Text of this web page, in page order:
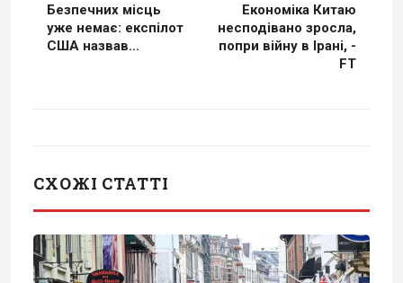
Безпечних місць
уже немає: експілот
США назвав...
Економіка Китаю
несподівано зросла,
попри війну в Ірані, -
FT
СХОЖІ СТАТТІ